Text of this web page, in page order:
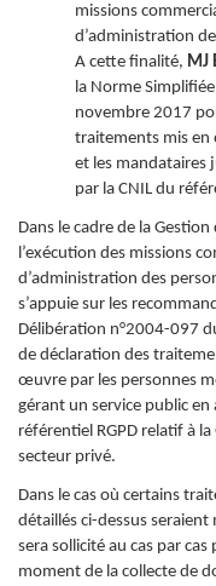
missions
d’administration
A cette finalité, MJ
la Norme
novembre 2017
traitements mis
et les mandataires
par la CNIL du
Dans le cadre de la
l’exécution des missions
d’administration des
s’appuie sur les
Délibération n°2004-097
de déclaration des
œuvre par les personnes
gérant un service public en
référentiel RGPD relatif à
secteur privé.
Dans le cas où certains
détaillés ci-dessus
sera sollicité au cas par
moment de la collecte de